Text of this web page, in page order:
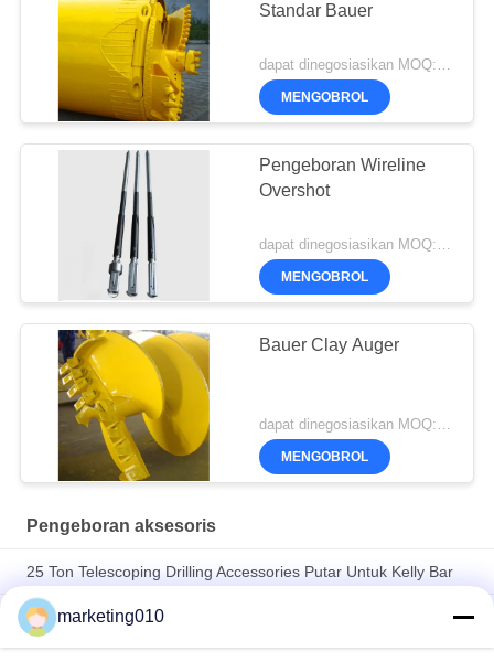
Standar Bauer
dapat dinegosiasikan MOQ:1 potong
MENGOBROL
Pengeboran Wireline
Overshot
dapat dinegosiasikan MOQ:1 potong
MENGOBROL
Bauer Clay Auger
MENGOBROL
Pengeboran aksesoris
25 Ton Telescoping Drilling Accessories Putar Untuk Kelly Bar
Betek Bit Foundation Medium Hardness Rock Drilling Bucket
Round Shank Chisel Teeth Rotary Cutter Pick
marketing010